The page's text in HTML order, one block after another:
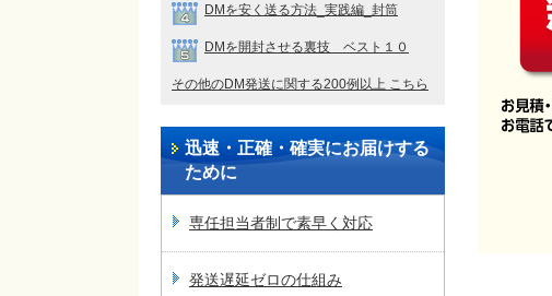
DMを安く送る方法_実践編_封筒
DMを開封させる裏技 ベスト１０
その他のDM発送に関する200例以上 こちら
迅速・正確・確実にお届けする
ために
専任担当者制で素早く対応
発送遅延ゼロの仕組み